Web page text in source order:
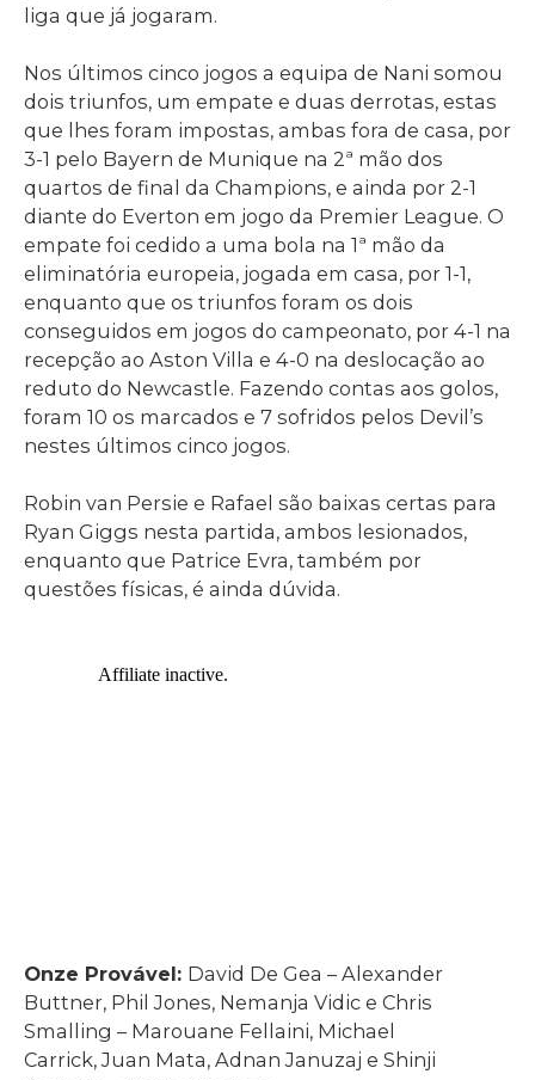
liga que já jogaram.
Nos últimos cinco jogos a equipa de Nani somou
dois triunfos, um empate e duas derrotas, estas
que lhes foram impostas, ambas fora de casa, por
3-1 pelo Bayern de Munique na 2ª mão dos
quartos de final da Champions, e ainda por 2-1
diante do Everton em jogo da Premier League. O
empate foi cedido a uma bola na 1ª mão da
eliminatória europeia, jogada em casa, por 1-1,
enquanto que os triunfos foram os dois
conseguidos em jogos do campeonato, por 4-1 na
recepção ao Aston Villa e 4-0 na deslocação ao
reduto do Newcastle. Fazendo contas aos golos,
foram 10 os marcados e 7 sofridos pelos Devil’s
nestes últimos cinco jogos.
Robin van Persie e Rafael são baixas certas para
Ryan Giggs nesta partida, ambos lesionados,
enquanto que Patrice Evra, também por
questões físicas, é ainda dúvida.
Onze Provável: David De Gea – Alexander
Buttner, Phil Jones, Nemanja Vidic e Chris
Smalling – Marouane Fellaini, Michael
Carrick, Juan Mata, Adnan Januzaj e Shinji